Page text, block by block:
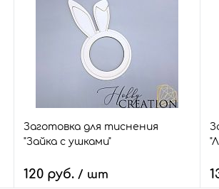
Быстрый заказ
В избранное
Заготовка для тиснения
"Зайка с ушками"
120 руб. / шт